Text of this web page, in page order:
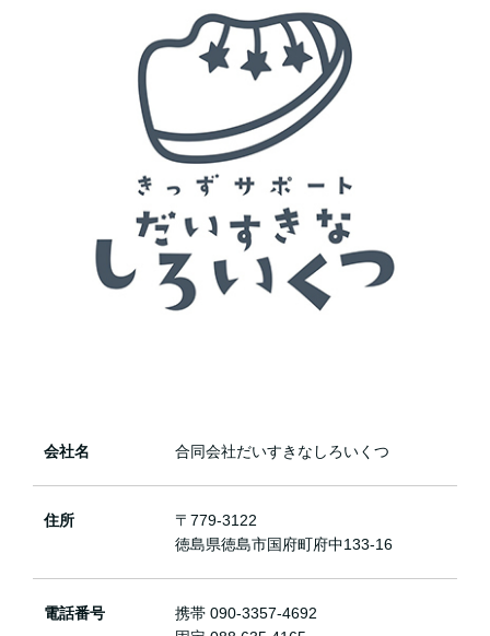
会社名 合同会社だいすきなしろいくつ
住所
〒779-3122
徳島県徳島市国府町府中133-16
電話番号
携帯 090-3357-4692